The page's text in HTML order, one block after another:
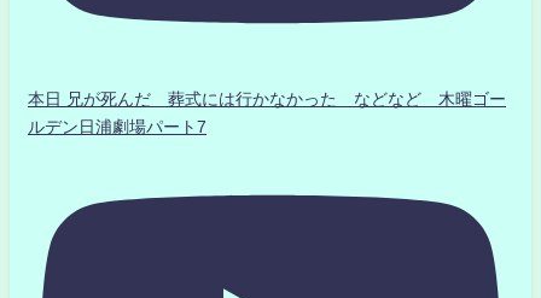
本日 兄が死んだ 葬式には行かなかった などなど 木曜ゴー
ルデン日浦劇場パート7